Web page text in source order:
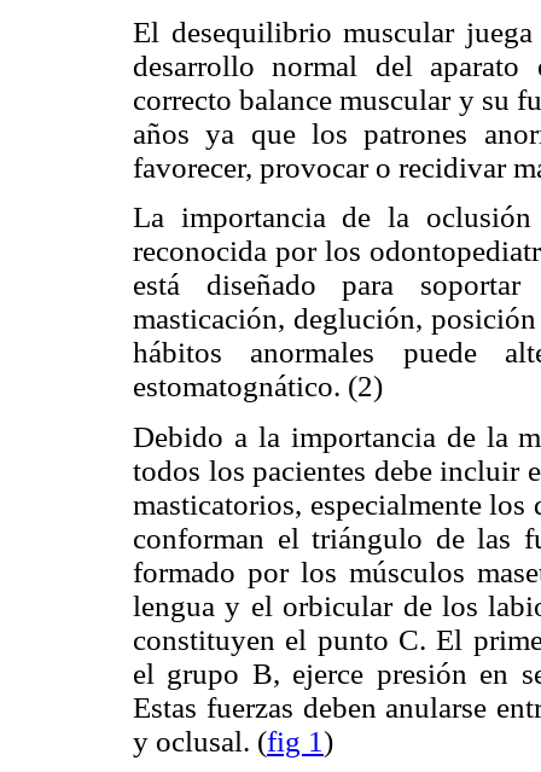
El desequilibrio muscular
desarrollo normal del aparato
correcto balance muscular y su
años ya que los patrones
favorecer, provocar o recidivar
La importancia de la
reconocida por los
está diseñado para
masticación, deglución,
hábitos anormales puede
estomatognático. (2)
Debido a la importancia de la
todos los pacientes debe incluir
masticatorios, especialmente
conforman el triángulo de las
formado por los músculos
lengua y el orbicular de los
constituyen el punto C. El
el grupo B, ejerce presión en
Estas fuerzas deben anularse
y oclusal. (fig 1)